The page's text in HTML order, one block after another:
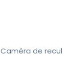
Caméra de recul